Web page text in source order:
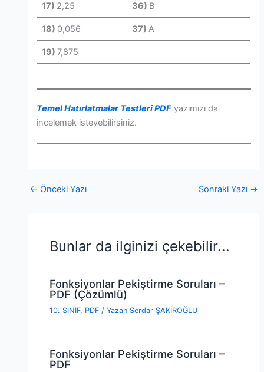
17) 2,25 36) B
18) 0,056 37) A
19) 7,875
Temel Hatırlatmalar Testleri PDF yazımızı da
incelemek isteyebilirsiniz.
← Önceki Yazı Sonraki Yazı →
Bunlar da ilginizi çekebilir...
Fonksiyonlar Pekiştirme Soruları –
PDF (Çözümlü)
10. SINIF, PDF / Yazan Serdar ŞAKİROĞLU
Fonksiyonlar Pekiştirme Soruları –
PDF